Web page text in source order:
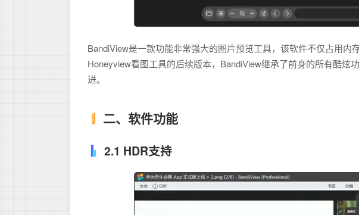
BandiView是一款功能非常强大的图片预览工具，该软件不仅占用内
Honeyview看图工具的后续版本，BandiView继承了前身的所有酷炫
进。
二、软件功能
2.1 HDR支持